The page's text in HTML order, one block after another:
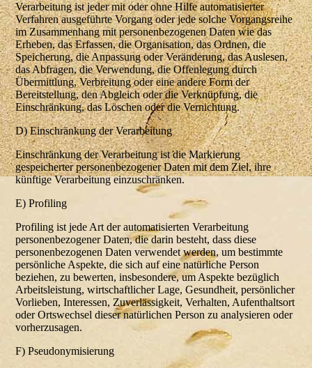
Verarbeitung ist jeder mit oder ohne Hilfe automatisierter
Verfahren ausgeführte Vorgang oder jede solche Vorgangsreihe
im Zusammenhang mit personenbezogenen Daten wie das
Erheben, das Erfassen, die Organisation, das Ordnen, die
Speicherung, die Anpassung oder Veränderung, das Auslesen,
das Abfragen, die Verwendung, die Offenlegung durch
Übermittlung, Verbreitung oder eine andere Form der
Bereitstellung, den Abgleich oder die Verknüpfung, die
Einschränkung, das Löschen oder die Vernichtung.
D) Einschränkung der Verarbeitung
Einschränkung der Verarbeitung ist die Markierung
gespeicherter personenbezogener Daten mit dem Ziel, ihre
künftige Verarbeitung einzuschränken.
E) Profiling
Profiling ist jede Art der automatisierten Verarbeitung
personenbezogener Daten, die darin besteht, dass diese
personenbezogenen Daten verwendet werden, um bestimmte
persönliche Aspekte, die sich auf eine natürliche Person
beziehen, zu bewerten, insbesondere, um Aspekte bezüglich
Arbeitsleistung, wirtschaftlicher Lage, Gesundheit, persönlicher
Vorlieben, Interessen, Zuverlässigkeit, Verhalten, Aufenthaltsort
oder Ortswechsel dieser natürlichen Person zu analysieren oder
vorherzusagen.
F) Pseudonymisierung